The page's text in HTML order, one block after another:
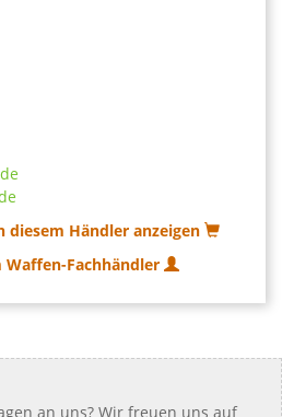
diesem Händler anzeigen
Fachhändler
an uns? Wir freuen uns auf